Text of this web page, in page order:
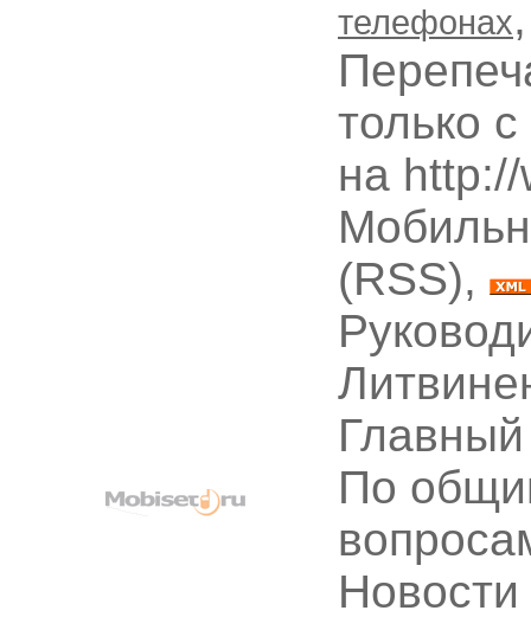
телефонах
только
на
(RSS),
По